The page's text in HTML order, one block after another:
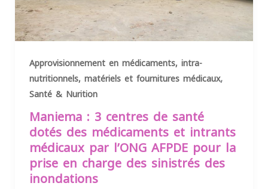
Approvisionnement en médicaments, intra-
nutritionnels, matériels et fournitures médicaux,
Santé & Nurition
Maniema : 3 centres de santé
dotés des médicaments et intrants
médicaux par l’ONG AFPDE pour la
prise en charge des sinistrés des
inondations